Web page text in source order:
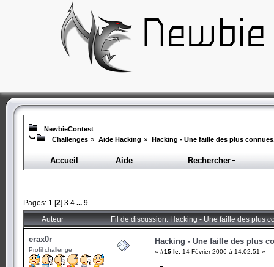
NewbieContest
Challenges » Aide Hacking » Hacking - Une faille des plus
Accueil Aide Rechercher
Pages: 1 [2] 3 4 ... 9
Auteur Fil de discussion: Hacking - Une faille des plus
erax0r
Profil challenge
Hacking - Une faille des plus
« #15 le: 14 Février 2006 à 14:02:51 »